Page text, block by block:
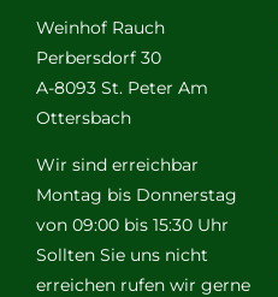
Weinhof Rauch
Perbersdorf 30
A-8093 St. Peter Am
Ottersbach
Wir sind erreichbar
Montag bis Donnerstag
von 09:00 bis 15:30 Uhr
Sollten Sie uns nicht
erreichen rufen wir gerne